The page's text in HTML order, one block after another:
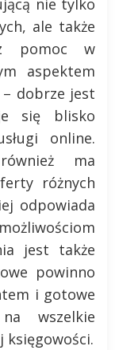
nie tylko
ale także
pomoc w
aspektem
dobrze jest
się blisko
online.
ma
różnych
odpowiada
jest także
powinno
i gotowe
wszelkie
księgowości.